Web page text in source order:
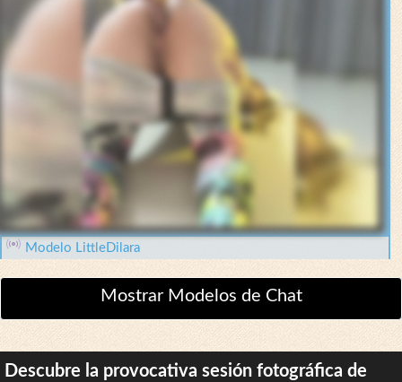
Modelo LittleDilara
Mostrar Modelos de Chat
Descubre la provocativa sesión fotográfica de